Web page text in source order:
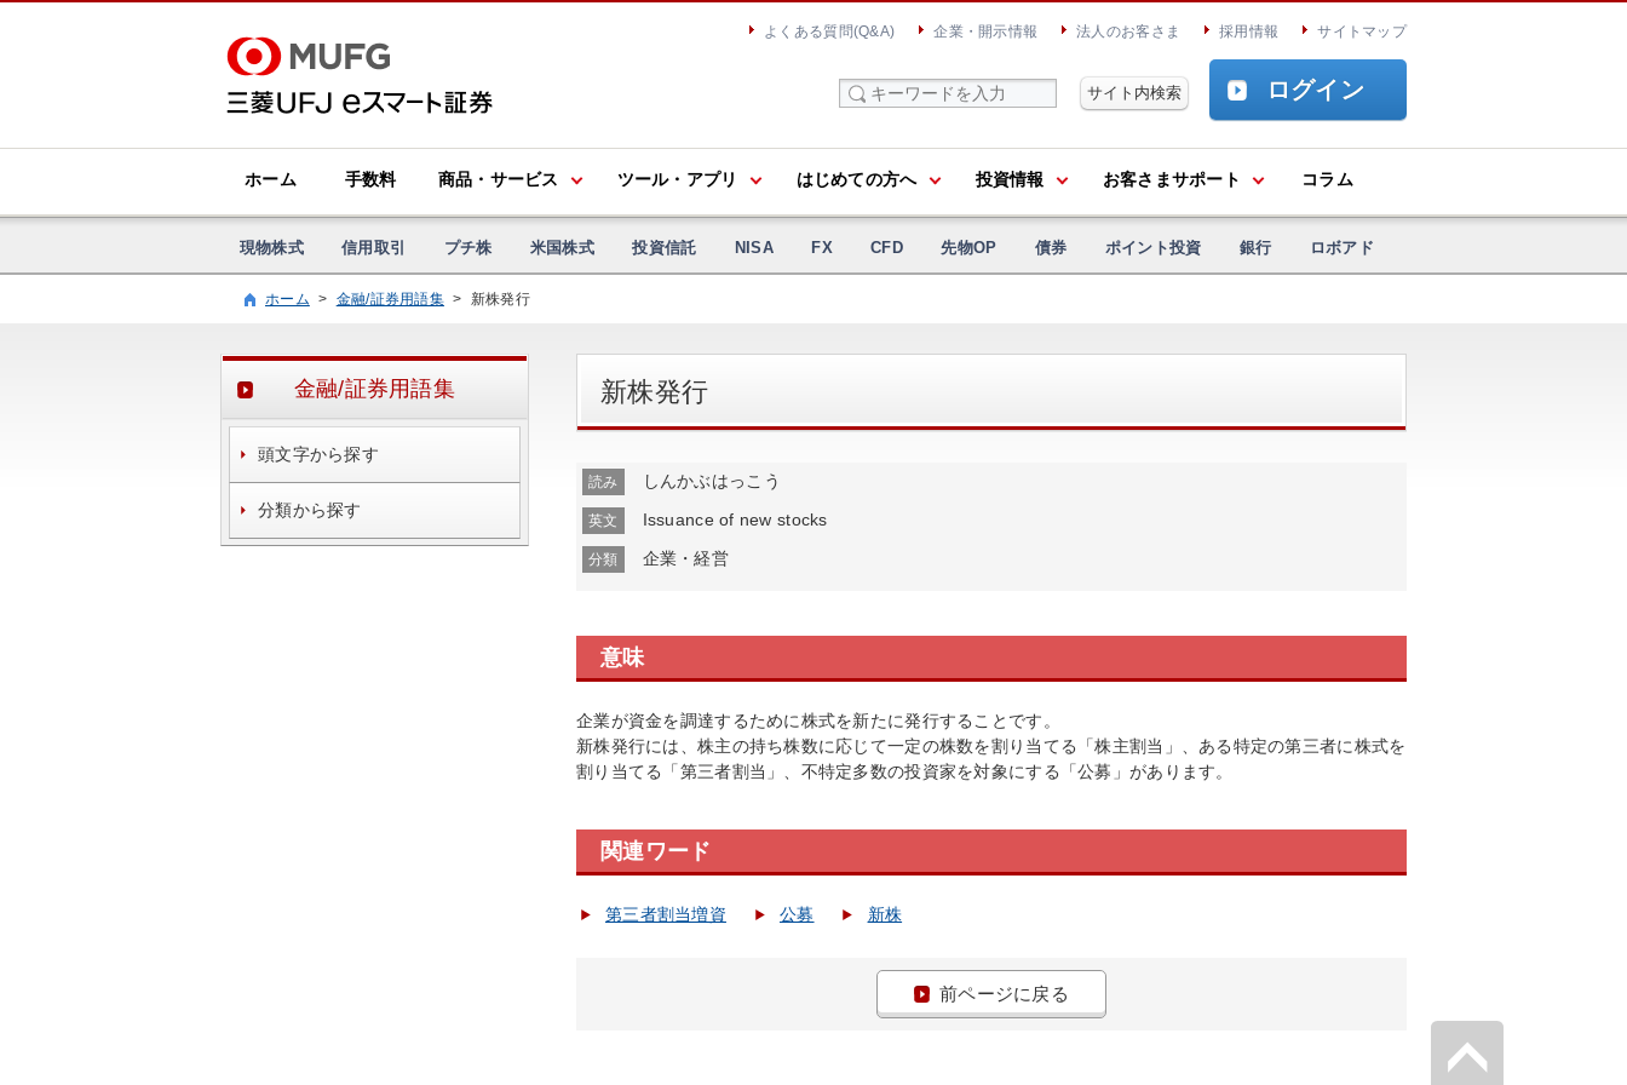
よくある質問(Q&A) 企業・開示情報 法人のお客さま 採用情報 サイトマップ
ログイン
ホーム 手数料 商品・サービス ツール・アプリ はじめての方へ 投資情報 お客さまサポート コラム
現物株式 信用取引 プチ株 米国株式 投資信託 NISA FX CFD 先物OP 債券 ポイント投資 銀行 ロボアド
ホーム > 金融/証券用語集 > 新株発行
新株発行
読み しんかぶはっこう
英文 Issuance of new stocks
分類 企業・経営
意味
企業が資金を調達するために株式を新たに発行することです。
新株発行には、株主の持ち株数に応じて一定の株数を割り当てる「株主割当」、ある特定の第三者に株式を
割り当てる「第三者割当」、不特定多数の投資家を対象にする「公募」があります。
関連ワード
第三者割当増資 公募 新株
前ページに戻る
金融/証券用語集
頭文字から探す
分類から探す